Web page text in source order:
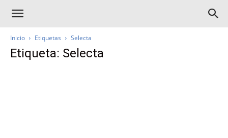
Inicio Etiquetas Selecta
Etiqueta: Selecta